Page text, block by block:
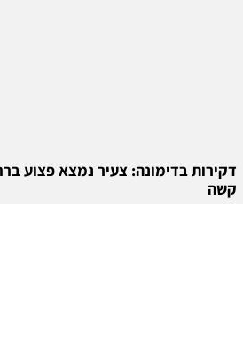
דקירות בדימונה: צעיר נמצא פצוע
קשה